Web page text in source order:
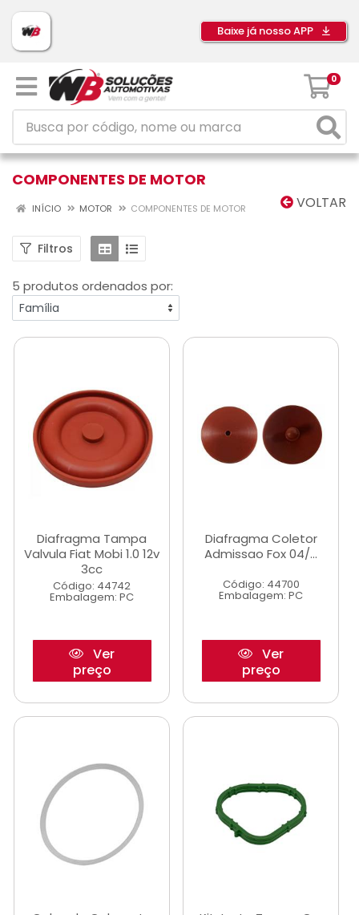
Baixe já nosso APP
0
COMPONENTES DE MOTOR
VOLTAR
INÍCIO MOTOR COMPONENTES DE MOTOR
Filtros
5 produtos ordenados por:
Diafragma Tampa
Valvula Fiat Mobi 1.0 12v
3cc
Código: 44742
Embalagem: PC
Ver
preço
Diafragma Coletor
Admissao Fox 04/...
Código: 44700
Embalagem: PC
Ver
preço